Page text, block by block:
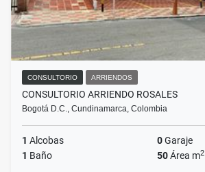
CONSULTORIO ARRIENDOS
CONSULTORIO ARRIENDO ROSALES
Bogotá D.C., Cundinamarca, Colombia
1 Alcobas 0Garaje
1 Baño 50Área m2